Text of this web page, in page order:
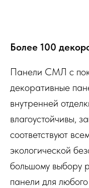
Более 100
Панели СМЛ с
декоративные
внутренней
влагоустойчивы,
соответствуют
экологической
большому выбору
панели для